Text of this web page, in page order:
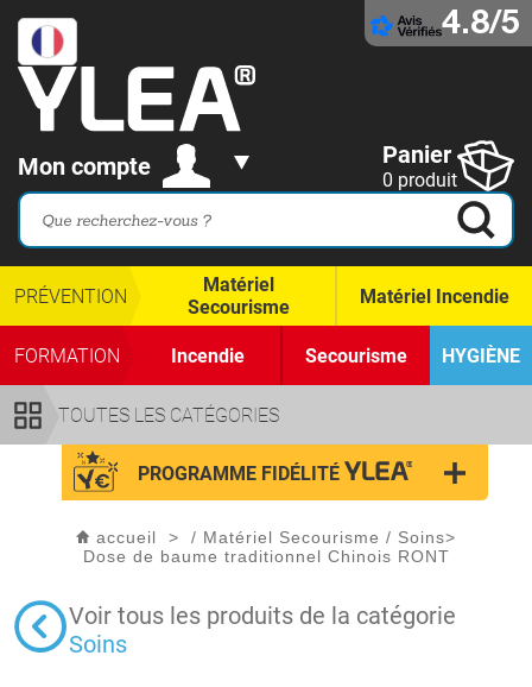
4.8/5
Mon compte Panier
0 produit
TOUTES LES CATÉGORIES
PRÉVENTION
Matériel
Secourisme
Matériel Incendie
FORMATION Incendie Secourisme HYGIÈNE
PROGRAMME FIDÉLITÉ
accueil > / Matériel Secourisme / Soins>
Dose de baume traditionnel Chinois RONT
Voir tous les produits de la catégorie
Soins